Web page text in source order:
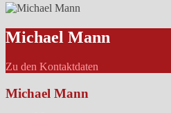
Michael Mann
Zu den Kontaktdaten
Michael Mann